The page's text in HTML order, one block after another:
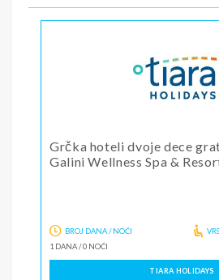
Grčka hoteli dvoje dece
Galini Wellness Spa &
BROJ DANA / NOĆI
1 DANA/0 NOĆI
TIARA HOLIDAYS